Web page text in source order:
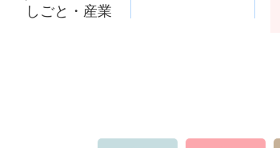
しごと・産業